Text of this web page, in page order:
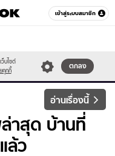
เข้าสู่ระบบสมาชิก
หมวดอื่นๆ
ว็บไซต์
คุกกี้
ตกลง
อ่านเรื่องนี้
าสุด บ้านที่
ล้ว